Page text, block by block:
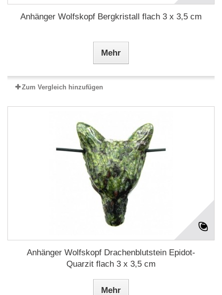
Anhänger Wolfskopf Bergkristall flach 3 x 3,5 cm
Mehr
Zum Vergleich hinzufügen
Anhänger Wolfskopf Drachenblutstein Epidot-
Quarzit flach 3 x 3,5 cm
Mehr